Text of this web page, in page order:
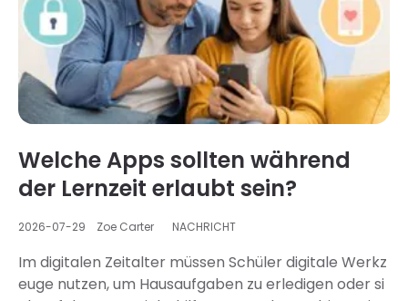
Welche Apps sollten während
der Lernzeit erlaubt sein?
2026-07-29 Zoe Carter NACHRICHT
Im digitalen Zeitalter müssen Schüler digitale Werkz
euge nutzen, um Hausaufgaben zu erledigen oder si